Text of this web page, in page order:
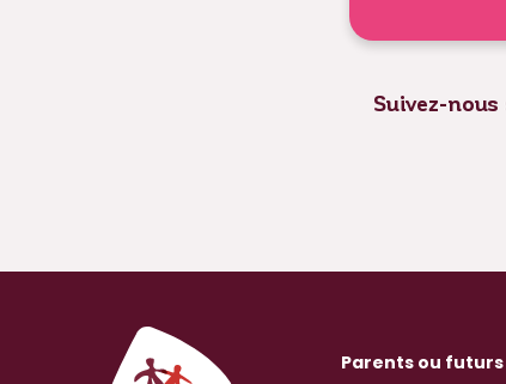
Suivez-
Parents ou